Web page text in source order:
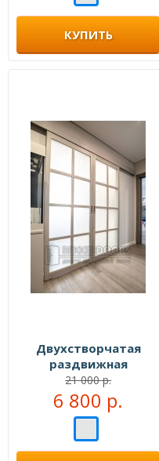
КУПИТЬ
Двухстворчатая
раздвижная
перегородка №107888
21 000 р.
6 800 р.